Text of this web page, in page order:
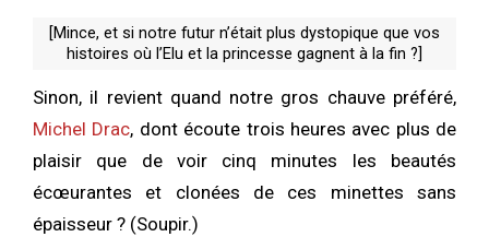
[Mince, et si notre futur n’était plus dystopique que vos
histoires où l’Elu et la princesse gagnent à la fin ?]
Sinon, il revient quand notre gros chauve préféré,
Michel Drac, dont écoute trois heures avec plus de
plaisir que de voir cinq minutes les beautés
écœurantes et clonées de ces minettes sans
épaisseur ? (Soupir.)